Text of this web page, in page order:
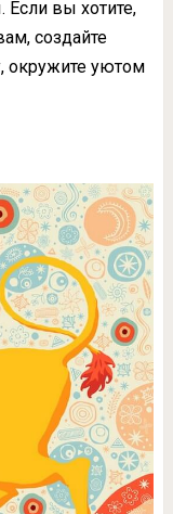
вы хотите,
создайте
окружите уютом